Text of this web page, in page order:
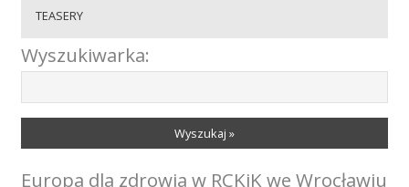
TEASERY
Wyszukiwarka:
Wyszukaj »
Europa dla zdrowia w RCKiK we Wrocławiu